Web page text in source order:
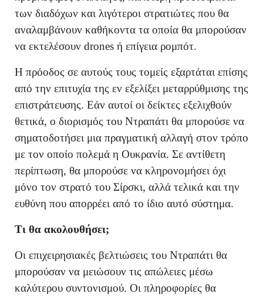
των διαδόχων και λιγότεροι στρατιώτες που θα
αναλαμβάνουν καθήκοντα τα οποία θα μπορούσαν
να εκτελέσουν drones ή επίγεια ρομπότ.
Η πρόοδος σε αυτούς τους τομείς εξαρτάται επίσης
από την επιτυχία της εν εξελίξει μεταρρύθμισης της
επιστράτευσης. Εάν αυτοί οι δείκτες εξελιχθούν
θετικά, ο διορισμός του Ντραπάτι θα μπορούσε να
σηματοδοτήσει μια πραγματική αλλαγή στον τρόπο
με τον οποίο πολεμά η Ουκρανία. Σε αντίθετη
περίπτωση, θα μπορούσε να κληρονομήσει όχι
μόνο τον στρατό του Σίρσκι, αλλά τελικά και την
ευθύνη που απορρέει από το ίδιο αυτό σύστημα.
Τι θα ακολουθήσει;
Οι επιχειρησιακές βελτιώσεις του Ντραπάτι θα
μπορούσαν να μειώσουν τις απώλειες μέσω
καλύτερου συντονισμού. Οι πληροφορίες θα